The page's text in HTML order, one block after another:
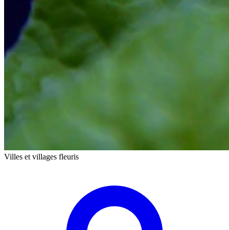
Villes et villages fleuris